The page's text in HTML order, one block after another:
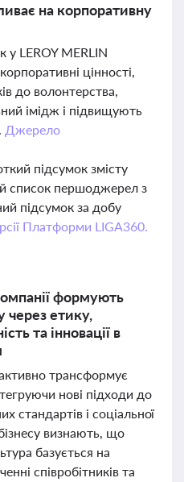
на корпоративну
у LEROY MERLIN
цінності,
до волонтерства,
імідж і підвищують
Джерело
підсумок змісту
список першоджерел з
підсумок за добу
Платформи LIGA360.
формують
через етику,
та інновації в
трансформує
нові підходи до
стандартів і соціальної
визнають, що
базується на
співробітників та